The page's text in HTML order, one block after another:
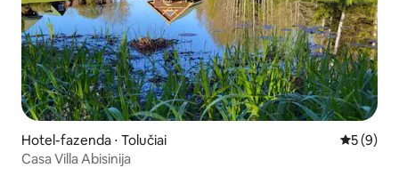
Hotel-fazenda ⋅ Tolučiai 5 de
5 (9)
Casa Villa Abisinija